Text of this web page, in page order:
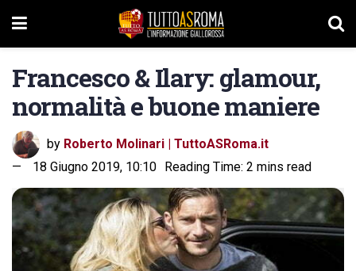
Francesco & Ilary: glamour,
normalità e buone maniere
by Roberto Molinari | TuttoASRoma.it
18 Giugno 2019, 10:10 Reading Time: 2 mins read